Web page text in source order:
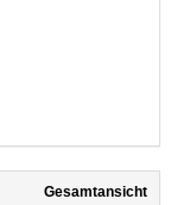
Gesamtansicht